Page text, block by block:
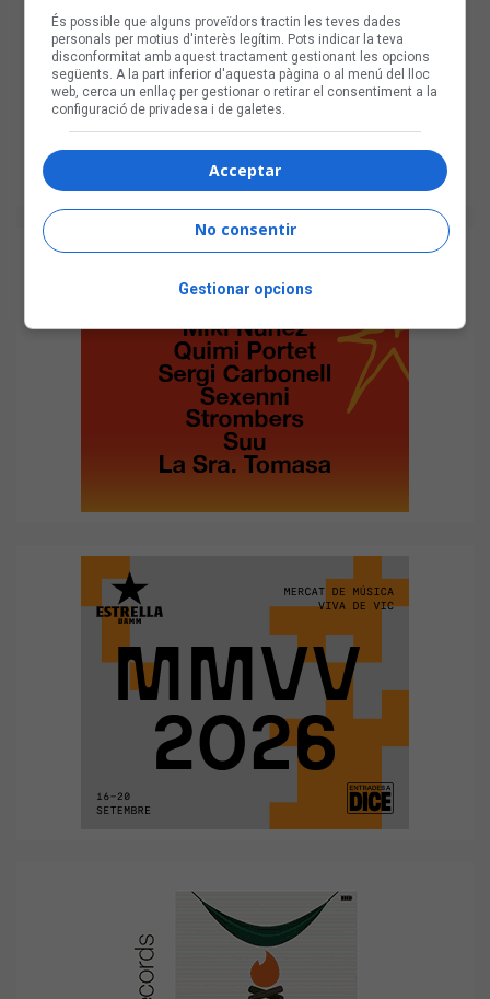
És possible que alguns proveïdors tractin les teves dades
personals per motius d'interès legítim. Pots indicar la teva
disconformitat amb aquest tractament gestionant les opcions
següents. A la part inferior d'aquesta pàgina o al menú del lloc
web, cerca un enllaç per gestionar o retirar el consentiment a la
configuració de privadesa i de galetes.
Acceptar
No consentir
Gestionar opcions